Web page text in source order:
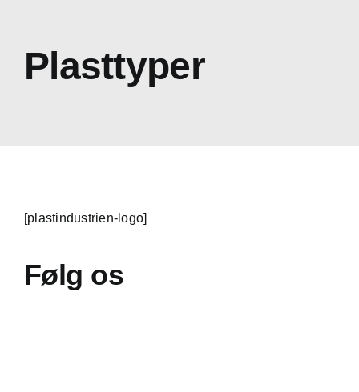
Plasttyper
[plastindustrien-logo]
Følg os